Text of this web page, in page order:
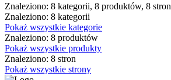
Znaleziono: 8 kategorii, 8 produktów, 8 stron
Znaleziono: 8 kategorii
Pokaż wszystkie kategorie
Znaleziono: 8 produktów
Pokaż wszystkie produkty
Znaleziono: 8 stron
Pokaż wszystkie strony